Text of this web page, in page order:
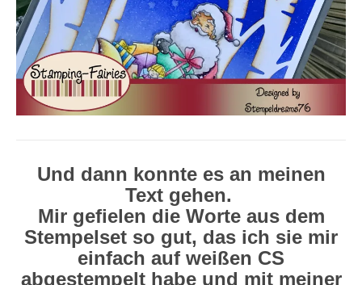
Und dann konnte es an meinen
Text gehen.
Mir gefielen die Worte aus dem
Stempelset so gut, das ich sie mir
einfach auf weißen CS
abgestempelt habe und mit meiner